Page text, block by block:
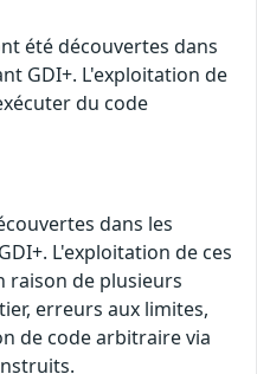
été découvertes dans
GDI+. L'exploitation de
du code
dans les
L'exploitation de ces
raison de plusieurs
erreurs aux limites,
de code arbitraire via